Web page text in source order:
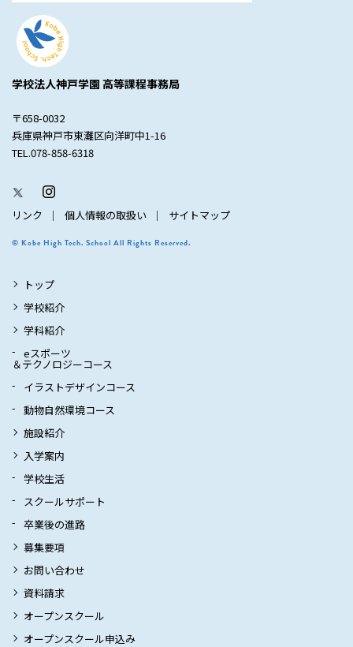
学校法人神戸学園 高等課程事務局
〒658-0032
兵庫県神戸市東灘区向洋町中1-16
TEL.078-858-6318
リンク 個人情報の取扱い サイトマップ
© Kobe High Tech. School All Rights Reserved.
トップ
学校紹介
学科紹介
eスポーツ
＆テクノロジーコース
イラストデザインコース
動物自然環境コース
施設紹介
入学案内
学校生活
スクールサポート
卒業後の進路
募集要項
お問い合わせ
資料請求
オープンスクール
オープンスクール申込み